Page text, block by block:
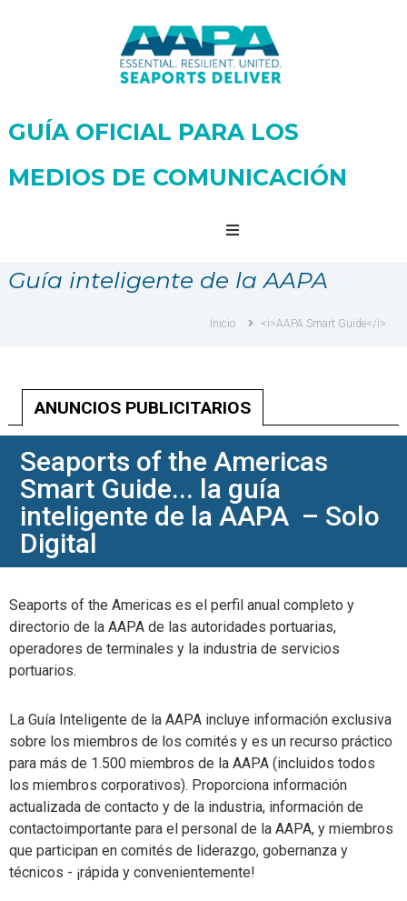
Guía
de
medios
comunicación
GUÍA OFICIAL PARA LOS
MEDIOS DE COMUNICACIÓN
Guía inteligente de la AAPA
Inicio <i>AAPA Smart Guide</i>
ANUNCIOS PUBLICITARIOS
Seaports of the Americas
Smart Guide... la guía
inteligente de la AAPA – Solo
Digital
Seaports of the Americas es el perfil anual completo y
directorio de la AAPA de las autoridades portuarias,
operadores de terminales y la industria de servicios
portuarios.
La Guía Inteligente de la AAPA incluye información exclusiva
sobre los miembros de los comités y es un recurso práctico
para más de 1.500 miembros de la AAPA (incluidos todos
los miembros corporativos). Proporciona información
actualizada de contacto y de la industria, información de
contactoimportante para el personal de la AAPA, y miembros
que participan en comités de liderazgo, gobernanza y
técnicos - ¡rápida y convenientemente!